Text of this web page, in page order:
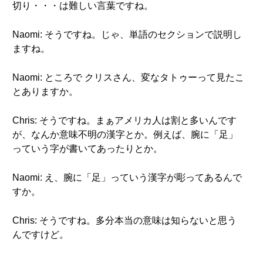
切り・・・は難しい言葉ですね。
Naomi: そうですね。じゃ、単語のセクションで説明し
ますね。
Naomi: ところで クリスさん、変なタトゥーって見たこ
とありますか。
Chris: そうですね。まぁアメリカ人は割と多いんです
が、なんか意味不明の漢字とか。例えば、腕に「足」
っていう字が書いてあったりとか。
Naomi: え、腕に「足」っていう漢字が彫ってあるんで
すか。
Chris: そうですね。多分本当の意味は知らないと思う
んですけど。